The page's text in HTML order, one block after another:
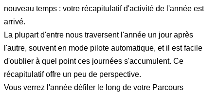
nouveau temps : votre récapitulatif d'activité de l'année est
arrivé.
La plupart d'entre nous traversent l'année un jour après
l'autre, souvent en mode pilote automatique, et il est facile
d'oublier à quel point ces journées s'accumulent. Ce
récapitulatif offre un peu de perspective.
Vous verrez l'année défiler le long de votre Parcours